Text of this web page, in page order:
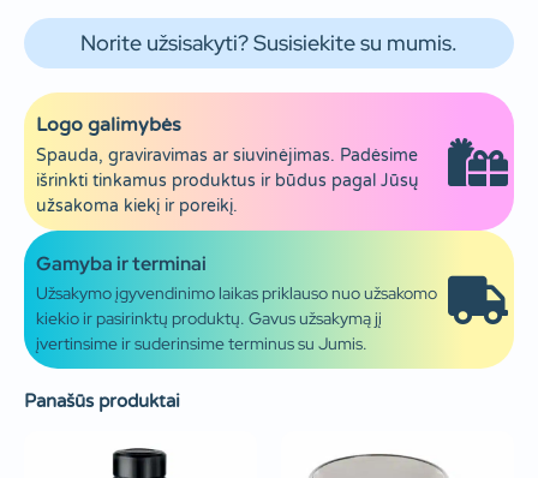
Norite užsisakyti? Susisiekite su mumis.
Logo galimybės
Spauda, graviravimas ar siuvinėjimas. Padėsime
išrinkti tinkamus produktus ir būdus pagal Jūsų
užsakoma kiekį ir poreikį.
Gamyba ir terminai
Užsakymo įgyvendinimo laikas priklauso nuo užsakomo
kiekio ir pasirinktų produktų. Gavus užsakymą jį
įvertinsime ir suderinsime terminus su Jumis.
Panašūs produktai